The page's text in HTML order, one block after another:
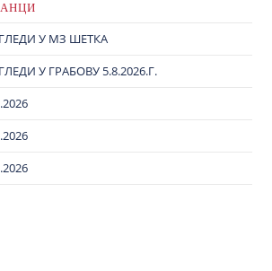
У МЗ ШЕТКА
У ГРАБОВУ 5.8.2026.Г.